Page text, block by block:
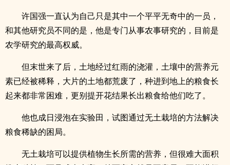
许国强一直认为自己只是其中一个平平无奇中的一员，
和其他研究员不同的是，他是专门从事农事研究的，目前是
农学研究的最高权威。
但末世来了后，土地经过红雨的浇灌，土壤中的营养元
素已经被稀释，大片的土地都荒废了，种进到地上的粮食长
起来都非常困难，更别提开花结果长出粮食给他们吃了。
他也成日浸泡在实验田，试图通过无土栽培的方法解决
粮食稀缺的困局。
无土栽培可以提供植物生长所需的营养，但很难大面积